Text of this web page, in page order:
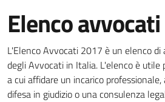
Elenco
Dettagli del
L'Elenco Avvocati 2017 è un elenco
degli Avvocati in Italia. L'elenco è
a cui affidare un incarico
difesa in giudizio o una consulenza